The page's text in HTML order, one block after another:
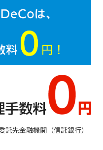
託先金融機関（信託銀行）